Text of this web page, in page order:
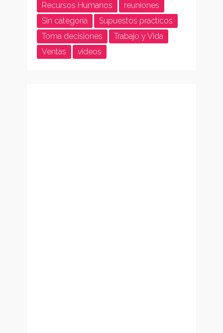
Recursos Humanos
reuniones
Sin categoría
Supuestos practicos
Toma decisiones
Trabajo y Vida
Ventas
videos